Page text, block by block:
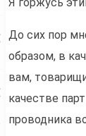
Я горжусь
До сих пор
образом, в
вам,
качестве
проводника